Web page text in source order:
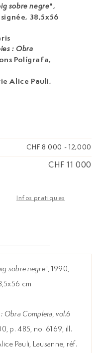
sobre negre",
38,5x56
: Obra
Polígrafa,
Alice Pauli,
CHF 8 000 - 12,000
CHF 11 000
Infos pratiques
sobre negre", 1990,
cm
: Obra Completa, vol.6
p. 485, no. 6169, ill.
Pauli, Lausanne, réf.